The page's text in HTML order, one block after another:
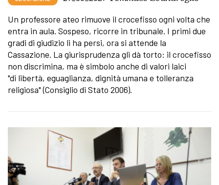
Un professore ateo rimuove il crocefisso ogni volta che
entra in aula. Sospeso, ricorre in tribunale. I primi due
gradi di giudizio li ha persi, ora si attende la
Cassazione. La giurisprudenza gli dà torto: il crocefisso
non discrimina, ma è simbolo anche di valori laici
"di libertà, eguaglianza, dignità umana e tolleranza
religiosa" (Consiglio di Stato 2006).